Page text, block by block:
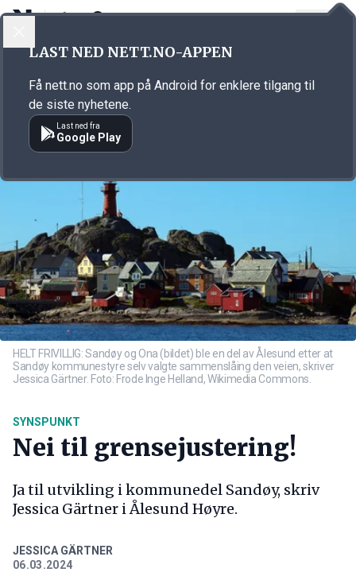
Annonsørinnhold
HELT FRIVILLIG: Sandøy og Ona (bildet) ble en del av Ålesund etter at
Sandøy kommunestyre selv valgte sammenslåing den veien, skriver
Jessica Gärtner. Foto: Frode Inge Helland, Wikimedia Commons.
SYNSPUNKT
Nei til grensejustering!
Ja til utvikling i kommunedel Sandøy, skriv
Jessica Gärtner i Ålesund Høyre.
JESSICA GÄRTNER
06.03.2024
LAST NED NETT.NO-APPEN
Få nett.no som app på Android for enklere tilgang til
de siste nyhetene.
Last ned fra
Google Play